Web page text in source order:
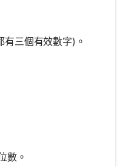
有三個有效數字)。
3}
數。